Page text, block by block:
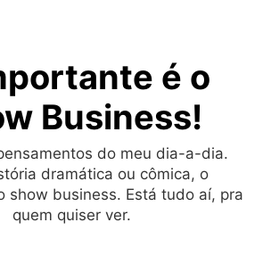
é o
Business!
do meu dia-a-dia.
dramática ou cômica, o
show business. Está tudo aí, pra
quem quiser ver.